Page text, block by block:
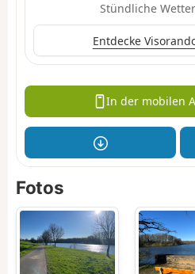
Stündliche
Entdecke
In der mobilen
Fotos